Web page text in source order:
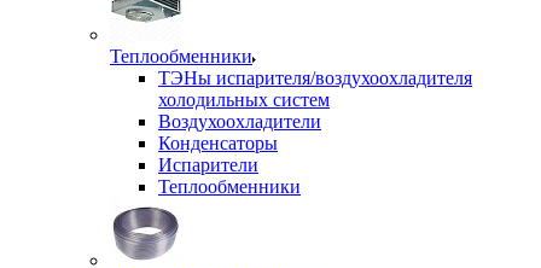
Теплообменники
ТЭНы испарителя/воздухоохладителя
холодильных систем
Воздухоохладители
Конденсаторы
Испарители
Теплообменники